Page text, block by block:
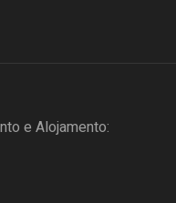
e Alojamento: